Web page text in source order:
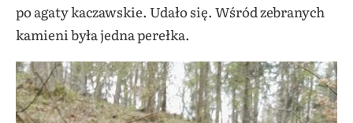
po agaty kaczawskie. Udało się. Wśród zebranych
kamieni była jedna perełka.